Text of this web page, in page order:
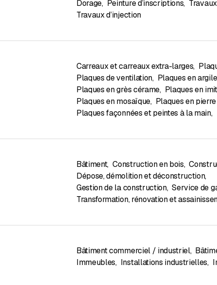
Dorage, Peinture d’inscriptions,
Travaux d’injection
Carreaux et carreaux extra-larges,
Plaques de ventilation, Plaques en argile
Plaques en grès cérame, Plaques en
Plaques en mosaïque, Plaques en
Plaques façonnées et peintes à la main,
Bâtiment, Construction en bois,
Dépose, démolition et déconstruction,
Gestion de la construction, Service de
Transformation, rénovation et
Bâtiment commerciel / industriel,
Immeubles, Installations industrielles,